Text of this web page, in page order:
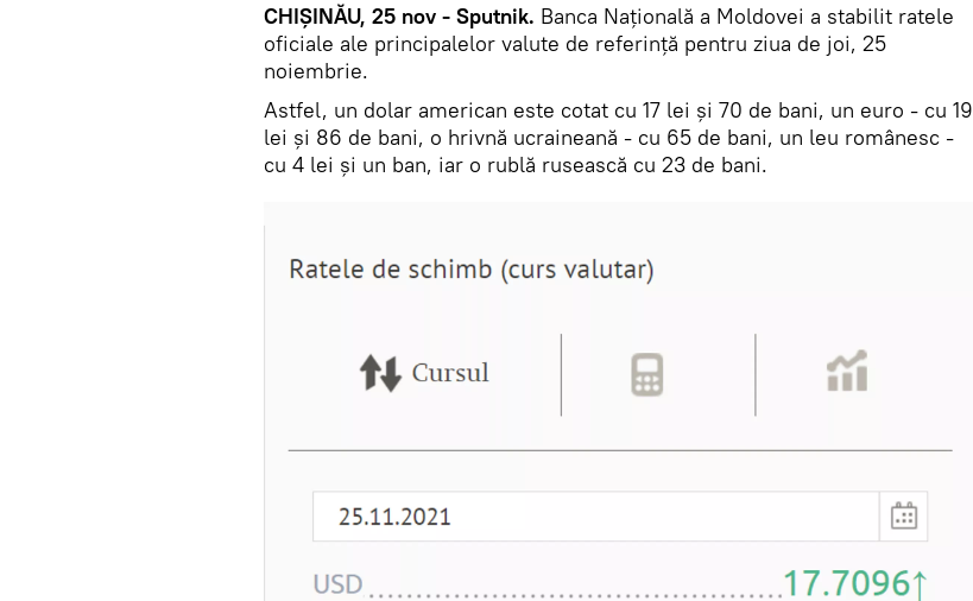
CHIȘINĂU, 25 nov - Sputnik. Banca Națională a Moldovei a stabilit ratele
oficiale ale principalelor valute de referință pentru ziua de joi, 25
noiembrie.
Astfel, un dolar american este cotat cu 17 lei și 70 de bani, un euro - cu 19
lei și 86 de bani, o hrivnă ucraineană - cu 65 de bani, un leu românesc -
cu 4 lei și un ban, iar o rublă rusească cu 23 de bani.